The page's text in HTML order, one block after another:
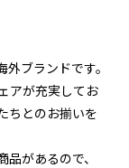
ブランドです。
アが充実してお
ちとのお揃いを
があるので、